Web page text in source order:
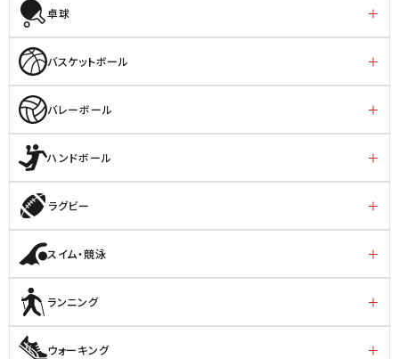
卓球
バスケットボール
バレーボール
ハンドボール
ラグビー
スイム・競泳
ランニング
ウォーキング